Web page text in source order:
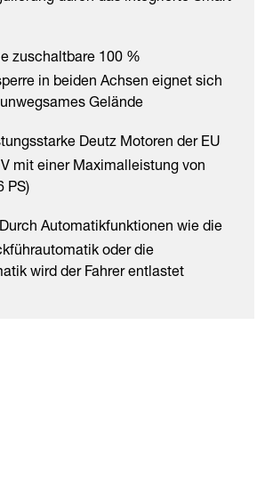
zuschaltbare 100 %
in beiden Achsen eignet sich
Gelände
Deutz Motoren der EU
mit einer Maximalleistung von
PS)
Durch Automatikfunktionen wie die
oder die
wird der Fahrer entlastet